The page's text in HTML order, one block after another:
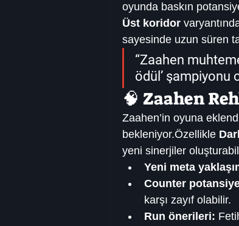
oyunda baskın
Üst koridor
sayesinde uzun süren
“Zaahen
ödül’ şampiyonu
🧠 Zaahen
Zaahen’in oyuna
bekleniyor.Özellikle
yeni sinerjiler
Yeni meta
Counter
karşı zayıf olabilir.
Run önerileri: